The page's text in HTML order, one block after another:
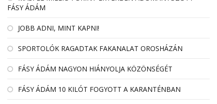
FÁSY ÁDÁM
JOBB ADNI, MINT KAPNI!
SPORTOLÓK RAGADTAK FAKANALAT OROSHÁZÁN
FÁSY ÁDÁM NAGYON HIÁNYOLJA KÖZÖNSÉGÉT
FÁSY ÁDÁM 10 KILÓT FOGYOTT A KARANTÉNBAN